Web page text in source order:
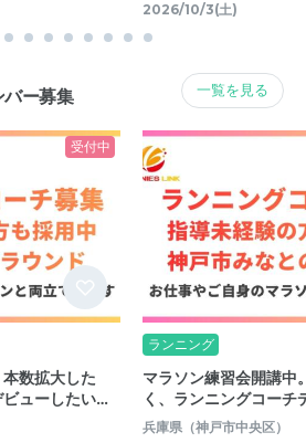
2026/10/3(土)
バー募集 一覧を見る
受付中
数拡大した
ビューしたい…
ランニング
マラソン練習会開講中
く、ランニングコー
兵庫県（神戸市中央区）